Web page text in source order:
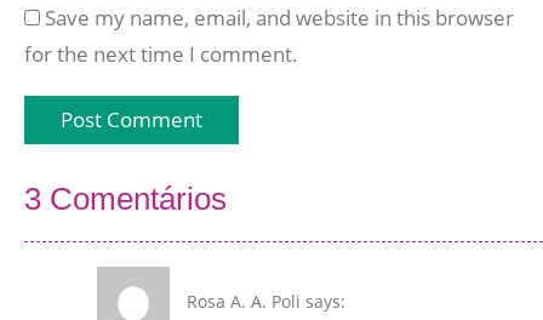
Save my name, email, and website in this browser
for the next time I comment.
3 Comentários
Rosa A. A. Poli says: